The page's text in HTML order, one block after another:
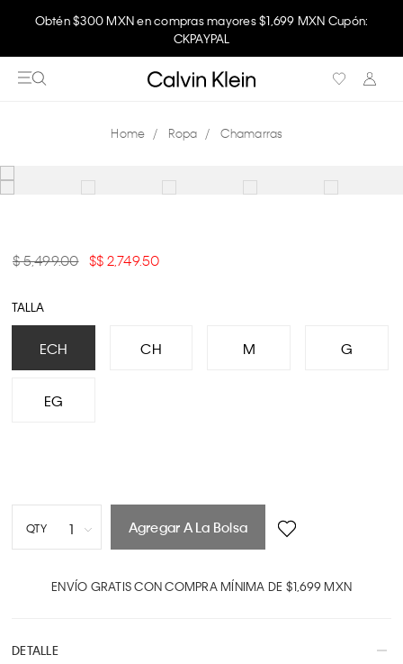
Obtén $300 MXN en compras mayores $1,699 MXN Cupón:
CKPAYPAL
Ropa Chamarras
$ 5,499.00 $ 2,749.50
TALLA
ECH CH M G
EG
QTY 1
5
Agregar A La Bolsa
ENVÍO GRATIS CON COMPRA MÍNIMA DE $1,699 MXN
DETALLE